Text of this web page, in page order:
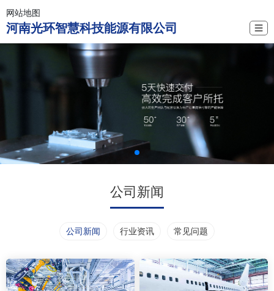
网站地图
河南光环智慧科技能源有限公司 ☰
公司新闻
公司新闻 行业资讯 常见问题